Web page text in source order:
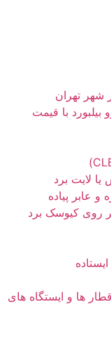
شهر تهران
بیلبورد با قیمت
لایت برد
عابر پیاده
روی کیوسک برد
ها و ایستگاه های